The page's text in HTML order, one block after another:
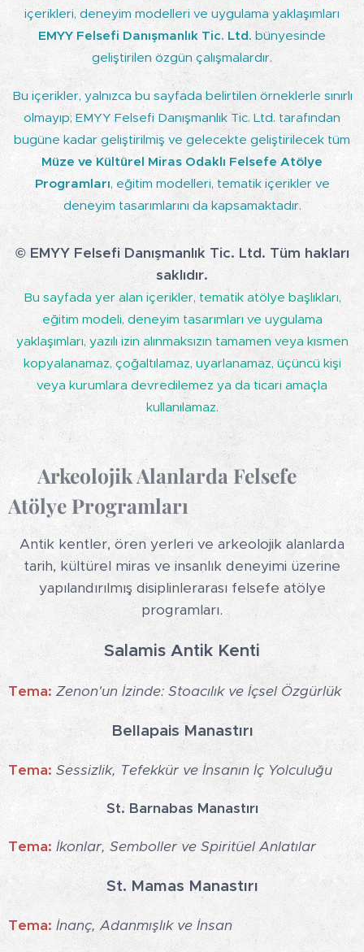
içerikleri, deneyim modelleri ve uygulama yaklaşımları
EMYY Felsefi Danışmanlık Tic. Ltd. bünyesinde
geliştirilen özgün çalışmalardır.
Bu içerikler, yalnızca bu sayfada belirtilen örneklerle sınırlı
olmayıp; EMYY Felsefi Danışmanlık Tic. Ltd. tarafından
bugüne kadar geliştirilmiş ve gelecekte geliştirilecek tüm
Müze ve Kültürel Miras Odaklı Felsefe Atölye
Programları, eğitim modelleri, tematik içerikler ve
deneyim tasarımlarını da kapsamaktadır.
© EMYY Felsefi Danışmanlık Tic. Ltd. Tüm hakları
saklıdır.
Bu sayfada yer alan içerikler, tematik atölye başlıkları,
eğitim modeli, deneyim tasarımları ve uygulama
yaklaşımları, yazılı izin alınmaksızın tamamen veya kısmen
kopyalanamaz, çoğaltılamaz, uyarlanamaz, üçüncü kişi
veya kurumlara devredilemez ya da ticari amaçla
kullanılamaz.
🏺Arkeolojik Alanlarda Felsefe
Atölye Programları
Antik kentler, ören yerleri ve arkeolojik alanlarda
tarih, kültürel miras ve insanlık deneyimi üzerine
yapılandırılmış disiplinlerarası felsefe atölye
programları.
Salamis Antik Kenti
Tema: Zenon'un İzinde: Stoacılık ve İçsel Özgürlük
Bellapais Manastırı
Tema: Sessizlik, Tefekkür ve İnsanın İç Yolculuğu
St. Barnabas Manastırı
Tema: İkonlar, Semboller ve Spiritüel Anlatılar
St. Mamas Manastırı
Tema: İnanç, Adanmışlık ve İnsan